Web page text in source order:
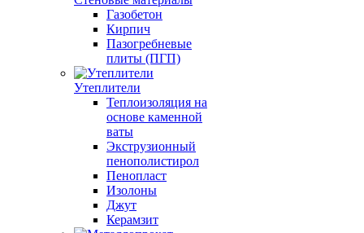
Газобетон
Кирпич
Пазогребневые
плиты (ПГП)
Утеплители
Теплоизоляция на
основе каменной
ваты
Экструзионный
пенополистирол
Пенопласт
Изолоны
Джут
Керамзит